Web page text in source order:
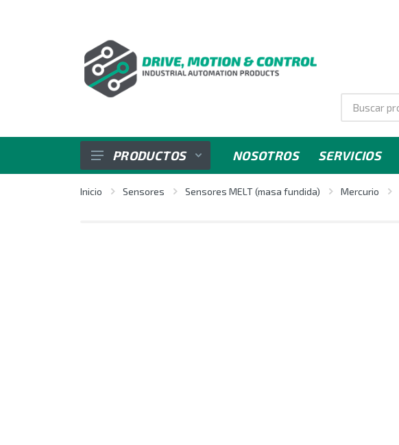
SENSORES
PRODUCTOS NOSOTROS SERVICIOS
Inicio Sensores Sensores MELT (masa fundida) Mercurio